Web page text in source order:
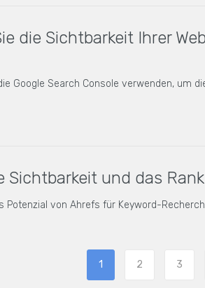
die Sichtbarkeit Ihrer
Google Search Console verwenden, um
Sichtbarkeit und das
Potenzial von Ahrefs für Keyword-
1 2 3